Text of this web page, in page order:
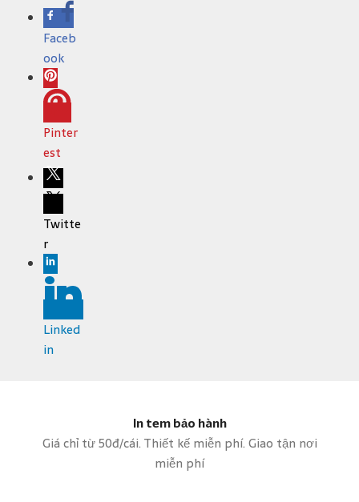
Faceb
ook
Pinter
est
Twitte
r
Linked
in
In tem bảo hành
Giá chỉ từ 50đ/cái. Thiết kế miễn phí. Giao tận nơi
miễn phí